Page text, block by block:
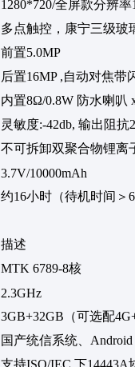
1280*720/全屏款分辨率
多点触控，康宁三级玻
前置5.0MP
后置16MP ,自动对焦带
内置8Ω/0.8W 防水喇叭
灵敏度:-42db, 输出阻抗
不可拆卸双聚合物锂离
3.7V/10000mAh
约16小时（待机时间＞
描述
MTK 6789-8核
2.3GHz
3GB+32GB（可选配
国产统信系统、Android
支持ISO/IEC 下14443A